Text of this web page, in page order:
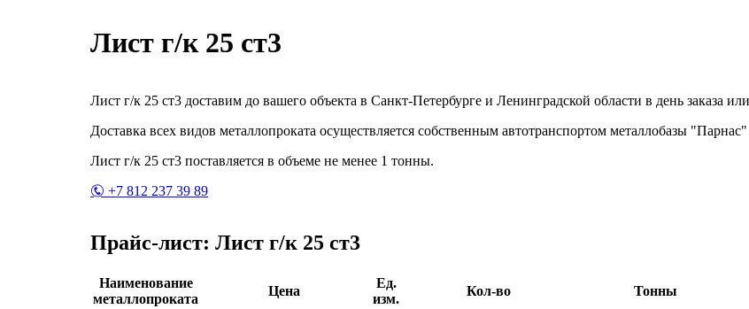
Лист г/к 25 ст3
Лист г/к 25 ст3 доставим до вашего объекта в Санкт-Петербурге и Ленинградской области в день заказа
Доставка всех видов металлопроката осуществляется собственным автотранспортом металлобазы
Лист г/к 25 ст3 поставляется в объеме не менее 1 тонны.
+7 812 237 39 89
Прайс-лист: Лист г/к 25 ст3
Наименование
металлопроката
Цена
Ед.
изм.
Кол-во Тонны